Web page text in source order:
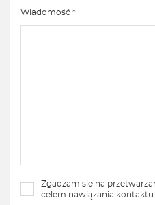
Wiadomość *
Zgadzam sie na
celem nawiązania